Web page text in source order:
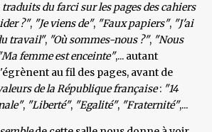
traduits du farci sur les pages des cahiers
?", "Je viens de", "Faux papiers", "J'ai
travail", "Où sommes-nous ?", "Nous
femme est enceinte",... autant
au fil des pages, avant de
de la République française: "14
, "Liberté", "Egalité", "Fraternité",...